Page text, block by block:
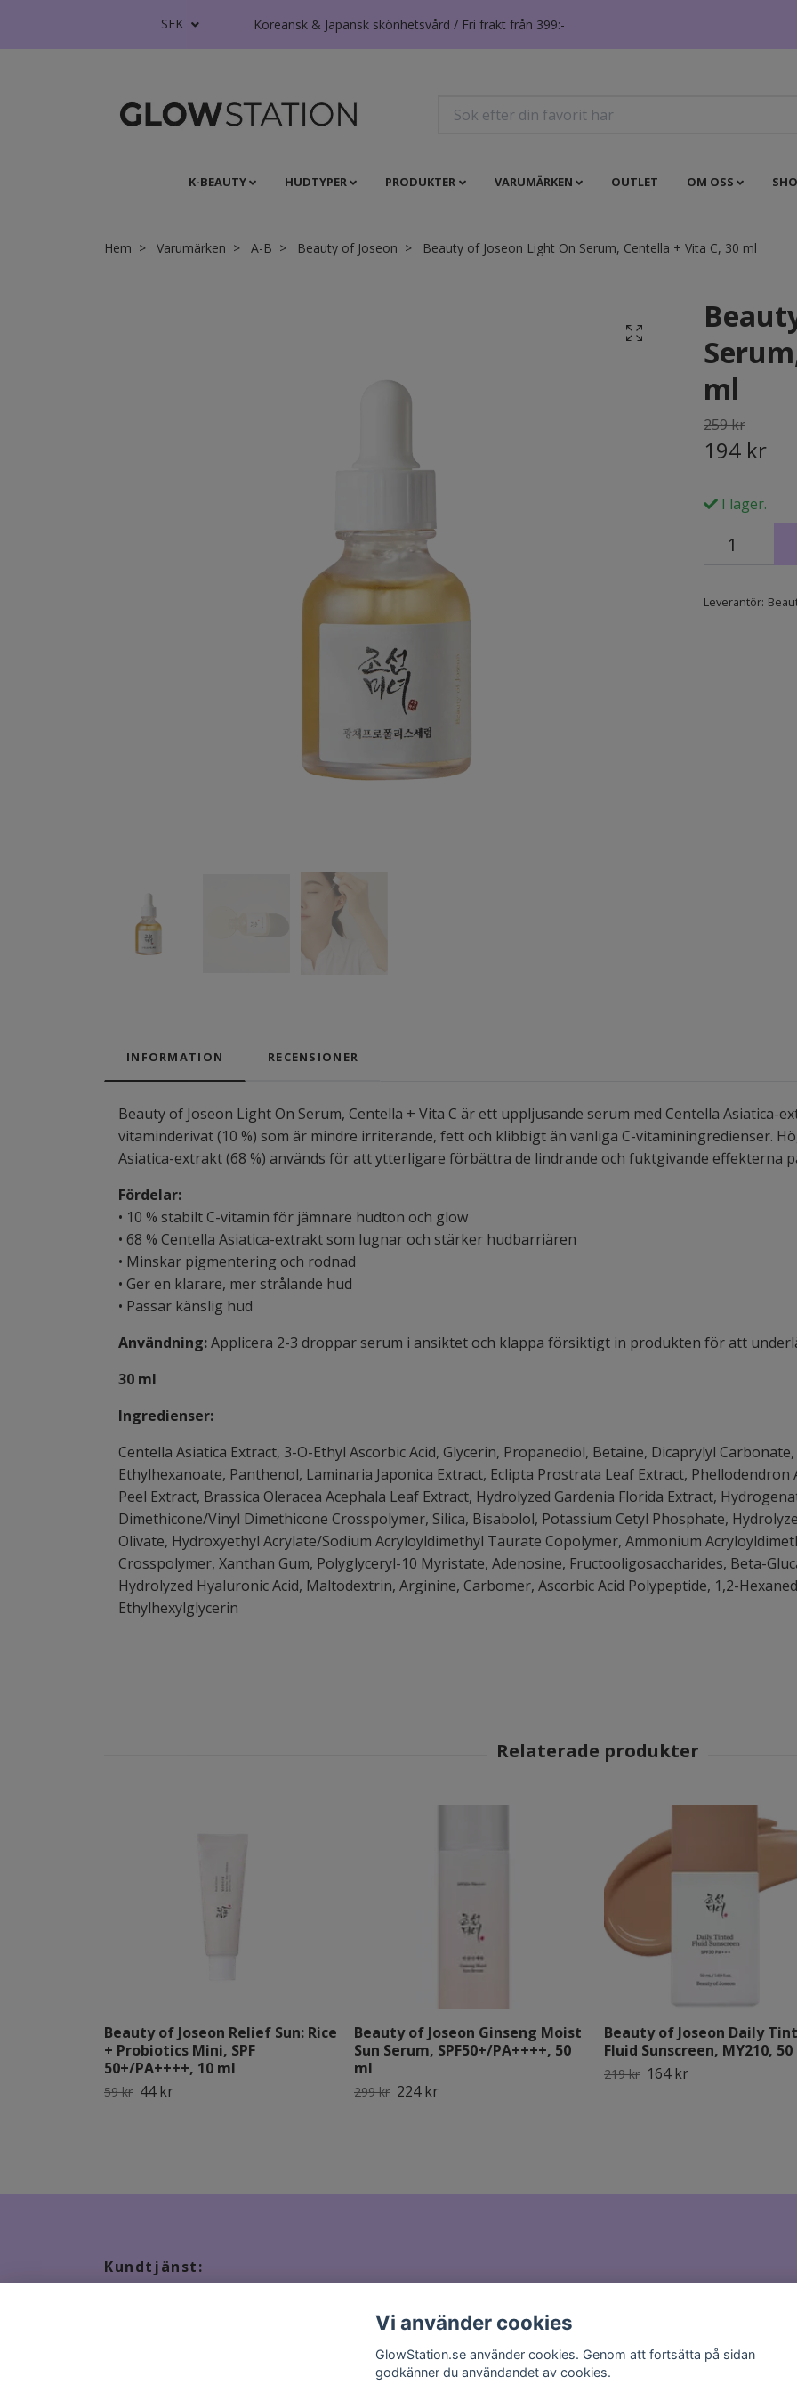
SEK Koreansk & Japansk skönhetsvård / Fri frakt från 399:-
K-BEAUTY HUDTYPER PRODUKTER VARUMÄRKEN OUTLET OM OSS
Hem Varumärken A-B Beauty of Joseon Beauty of Joseon Light On Serum, Centella + Vita C, 30 ml
ml
259 kr
194 kr
I lager.
Leverantör:
INFORMATION RECENSIONER
Beauty of Joseon Light On Serum, Centella + Vita C är ett uppljusande serum med Centella Asiatica-
vitaminderivat (10 %) som är mindre irriterande, fett och klibbigt än vanliga C-vitaminingredienser.
Asiatica-extrakt (68 %) används för att ytterligare förbättra de lindrande och fuktgivande effekterna
Fördelar:
• 10 % stabilt C-vitamin för jämnare hudton och glow
• 68 % Centella Asiatica-extrakt som lugnar och stärker hudbarriären
• Minskar pigmentering och rodnad
• Ger en klarare, mer strålande hud
• Passar känslig hud
Användning:Applicera 2-3 droppar serum i ansiktet och klappa försiktigt in produkten för att
30 ml
Ingredienser:
Centella Asiatica Extract, 3-O-Ethyl Ascorbic Acid, Glycerin, Propanediol, Betaine, Dicaprylyl
Ethylhexanoate, Panthenol, Laminaria Japonica Extract, Eclipta Prostrata Leaf Extract,
Peel Extract, Brassica Oleracea Acephala Leaf Extract, Hydrolyzed Gardenia Florida Extract,
Dimethicone/Vinyl Dimethicone Crosspolymer, Silica, Bisabolol, Potassium Cetyl Phosphate,
Olivate, Hydroxyethyl Acrylate/Sodium Acryloyldimethyl Taurate Copolymer, Ammonium
Crosspolymer, Xanthan Gum, Polyglyceryl-10 Myristate, Adenosine, Fructooligosaccharides, Beta-
Hydrolyzed Hyaluronic Acid, Maltodextrin, Arginine, Carbomer, Ascorbic Acid Polypeptide, 1,2-
Ethylhexylglycerin
Beauty of Joseon Relief Sun: Rice
+ Probiotics Mini, SPF
50+/PA++++, 10 ml
59 kr 44 kr
Beauty of Joseon Ginseng Moist
Sun Serum, SPF50+/PA++++, 50
ml
299 kr 224 kr
Beauty of Joseon Daily
Fluid Sunscreen, MY210,
219 kr 164 kr
Kundtjänst:
Vi använder cookies
GlowStation.se använder cookies. Genom att fortsätta på sidan
godkänner du användandet av cookies.